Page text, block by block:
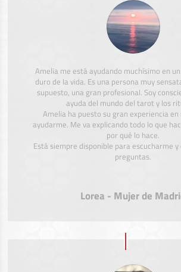
Amelia me está ayudando muchísimo en
duro de la vida. Es una persona muy
supuesto, una gran profesional. Soy
ayuda del mundo del tarot y los
Amelia ha puesto su gran experiencia
ayudarme. Me va explicando todo lo que
por qué lo hace.
Está siempre disponible para escucharme
preguntas.
Lorea - Mujer de